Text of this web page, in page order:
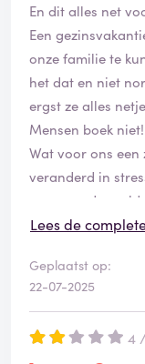
En dit alles net
Een
onze familie te
het dat en niet
ergst ze alles
Mensen boek
Wat voor ons
veranderd in
gaan zonder
Vliegwinkel je
Lees de
Geplaatst op:
22-07-2025
4